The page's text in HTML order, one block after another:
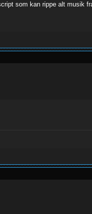
som kan rippe alt musik